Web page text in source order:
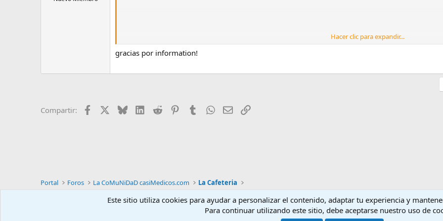
El avance de las soluciones digitales también ha llegado al mundo financiero. Plataformas como
que se adapten a sus necesidades específicas, incluso para proyectos relacionados con eficiencia
destaca por su claridad,
Hacer clic para expandir...
gracias por information!
Compartir: Facebook BlueskyLinkedIn
Reddit PinterestTumblrWhatsApp
E-mailEnlace
Portal Foros La CoMuNiDaD casiMedicos.com La Cafeteria
Contactarnos
Este sitio utiliza cookies para ayudar a personalizar el contenido, adaptar tu experiencia y
Para continuar utilizando este sitio, debe aceptarse nuestro uso de